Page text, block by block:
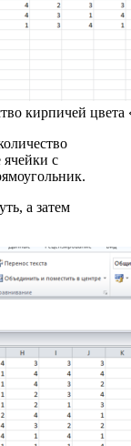
кирпичей цвета
с
а затем